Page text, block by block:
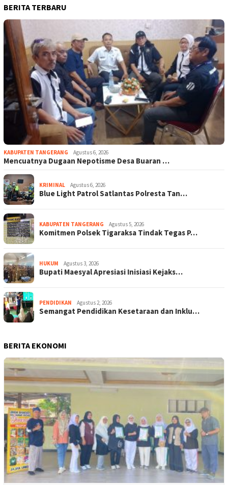
BERITA TERBARU
KABUPATEN TANGERANG Agustus 6, 2026
Mencuatnya Dugaan Nepotisme Desa Buaran …
KRIMINAL Agustus 6, 2026
Blue Light Patrol Satlantas Polresta Tan…
KABUPATEN TANGERANG Agustus 5, 2026
Komitmen Polsek Tigaraksa Tindak Tegas P…
HUKUM Agustus 3, 2026
Bupati Maesyal Apresiasi Inisiasi Kejaks…
PENDIDIKAN Agustus 2, 2026
Semangat Pendidikan Kesetaraan dan Inklu…
BERITA EKONOMI